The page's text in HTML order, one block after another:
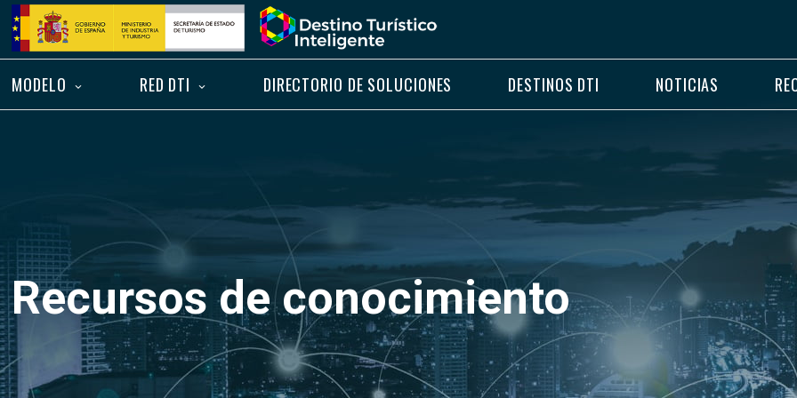
Saltar
contenido
Inicio
MODELO RED DTI DIRECTORIO DE SOLUCIONES DESTINOS DTI NOTICIAS
Recursos de conocimiento